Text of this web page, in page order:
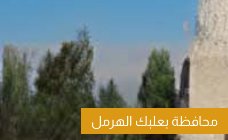
محافظة بعلبك الهرمل